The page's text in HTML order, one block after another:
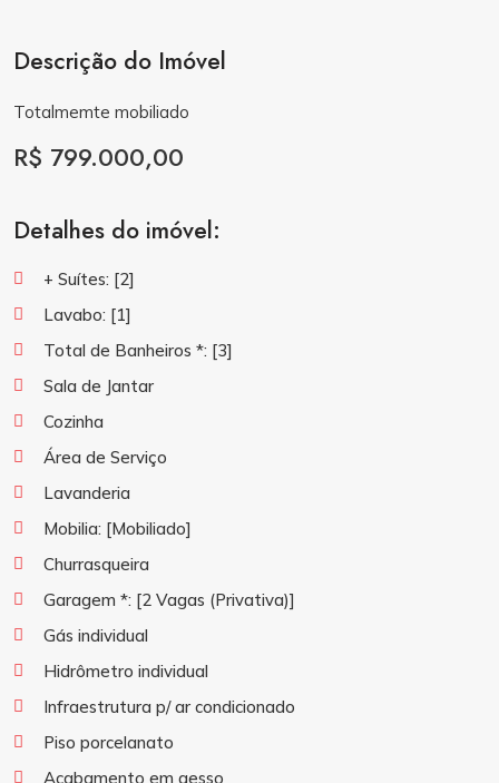
Descrição do Imóvel
Totalmemte mobiliado
R$ 799.000,00
Detalhes do imóvel:
+ Suítes: [2]
Lavabo: [1]
Total de Banheiros *: [3]
Sala de Jantar
Cozinha
Área de Serviço
Lavanderia
Mobilia: [Mobiliado]
Churrasqueira
Garagem *: [2 Vagas (Privativa)]
Gás individual
Hidrômetro individual
Infraestrutura p/ ar condicionado
Piso porcelanato
Acabamento em gesso